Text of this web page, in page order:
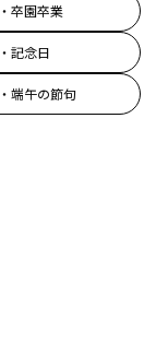
卒園卒業
記念日
端午の節句